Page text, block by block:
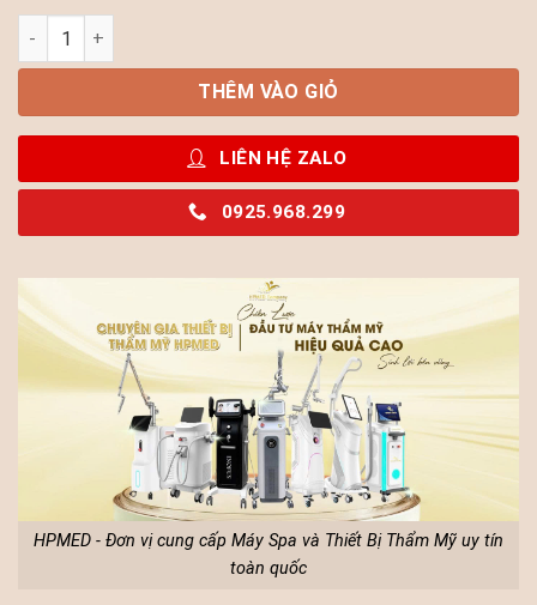
Máy Hifu 4in1 Medilux Cao Cấp Bắc Kinh – Giải Pháp Nâng
THÊM VÀO GIỎ
LIÊN HỆ ZALO
0925.968.299
HPMED - Đơn vị cung cấp Máy Spa và Thiết Bị Thẩm Mỹ uy tín
toàn quốc